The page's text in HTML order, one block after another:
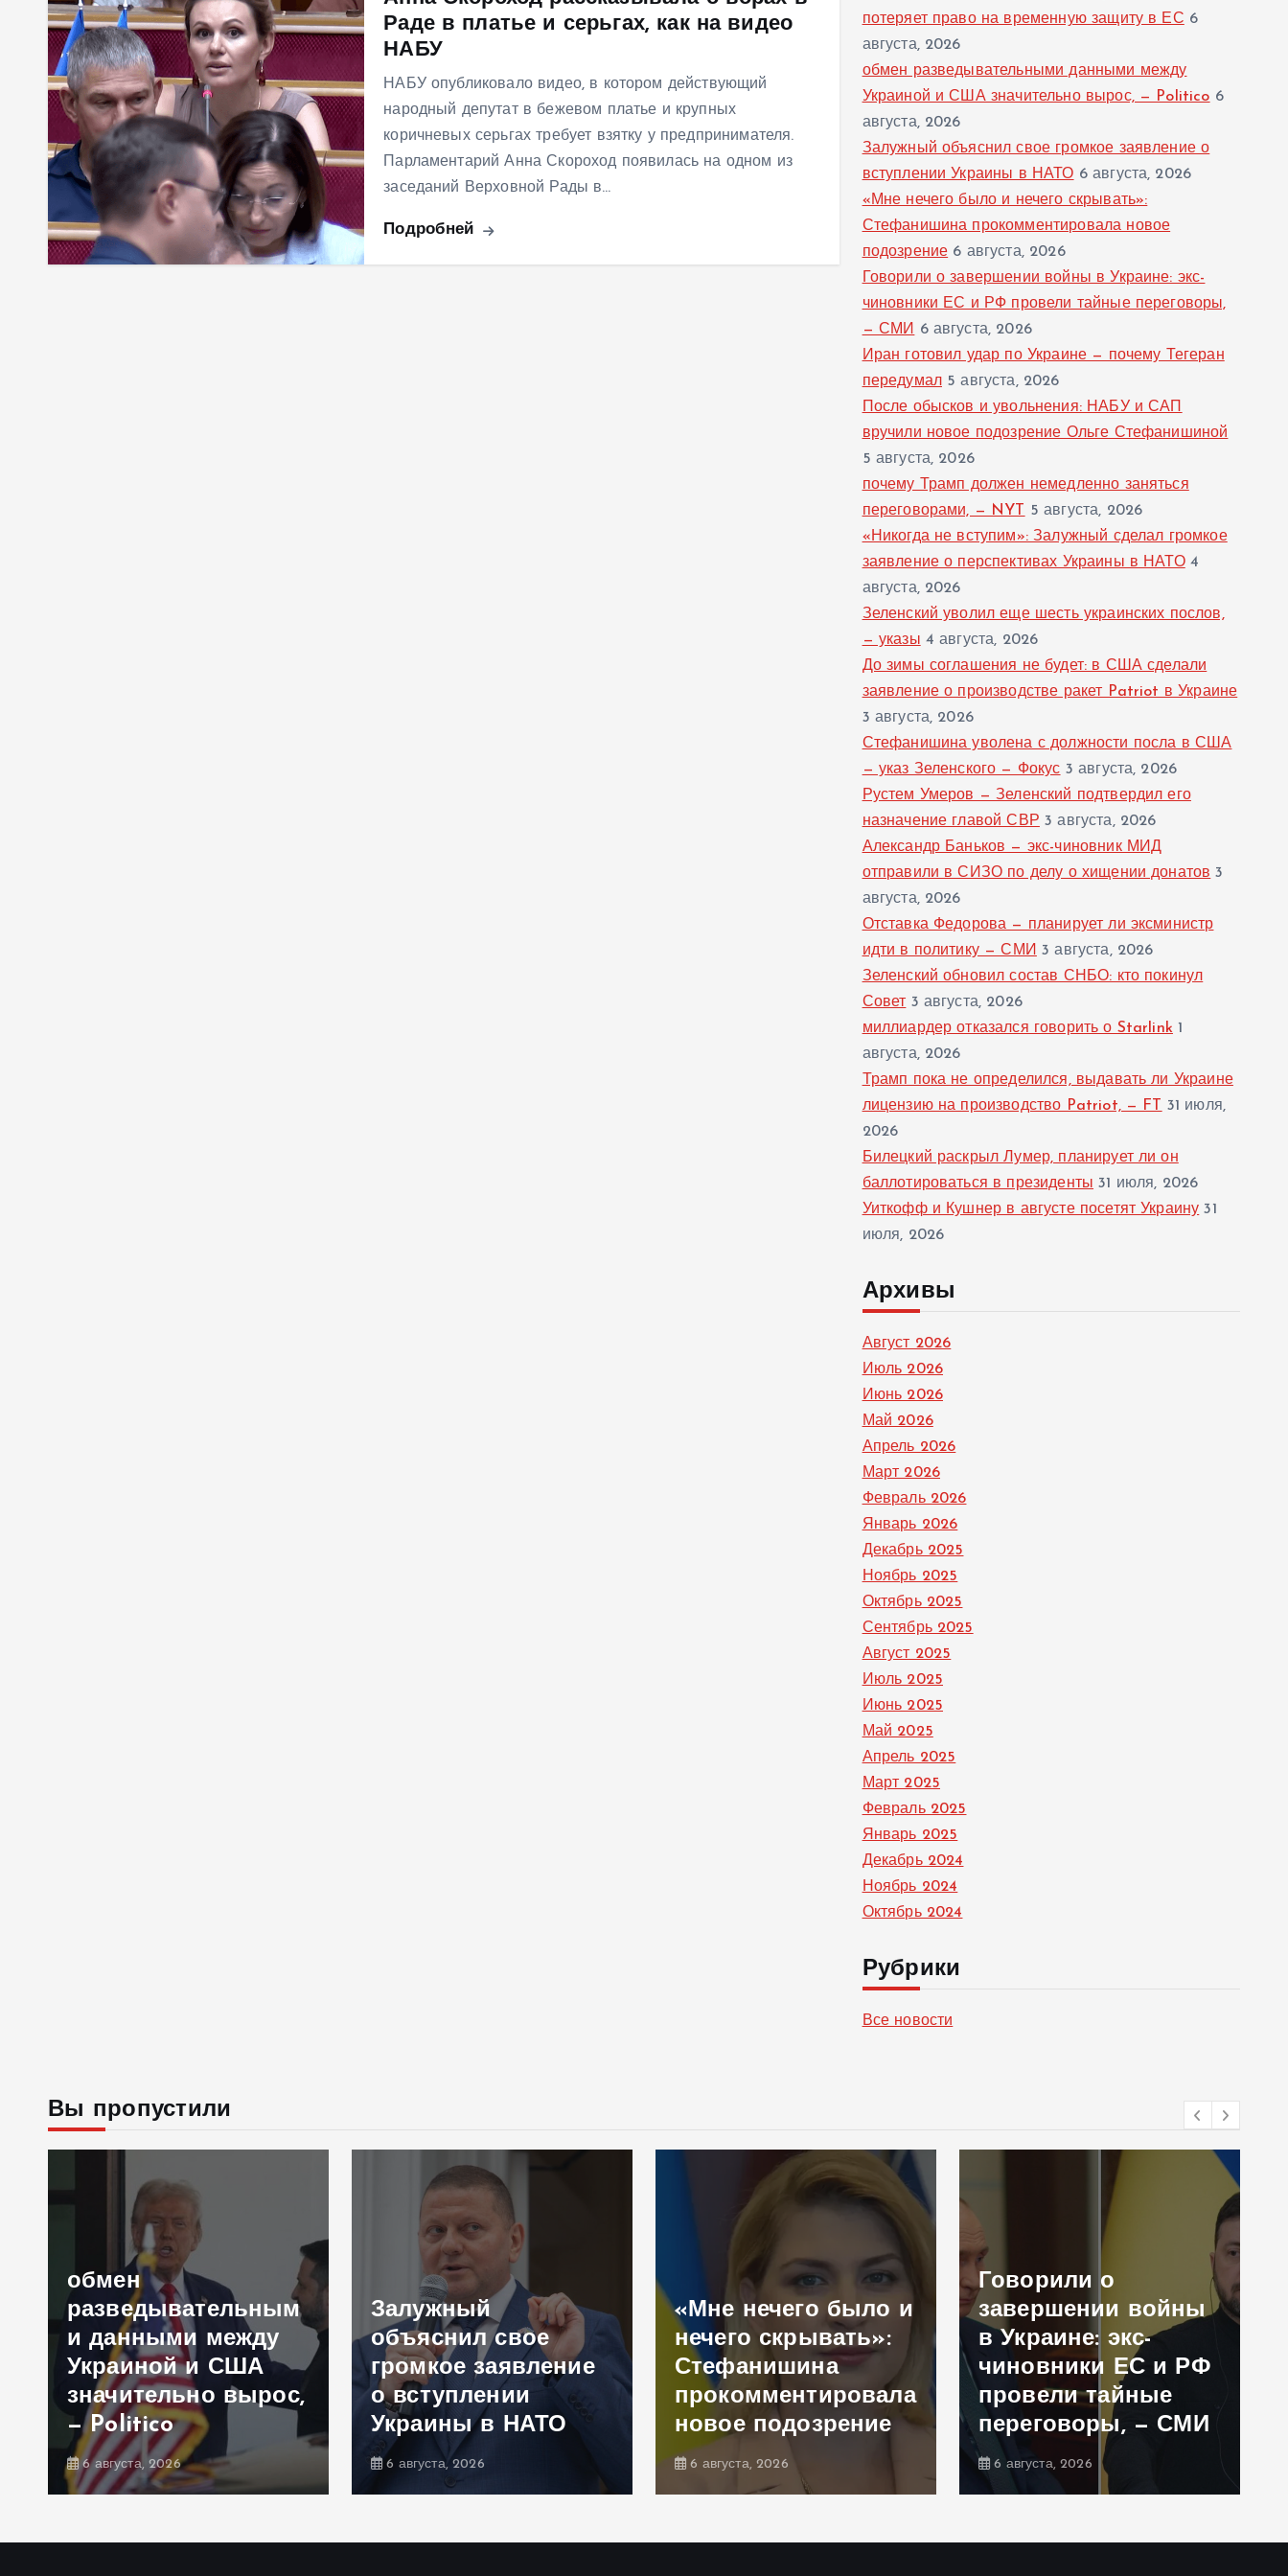
Раде в платье и серьгах, как на видео
НАБУ
НАБУ опубликовало видео, в котором действующий
народный депутат в бежевом платье и крупных
коричневых серьгах требует взятку у предпринимателя.
Парламентарий Анна Скороход появилась на одном из
заседаний Верховной Рады в…
Подробней
потеряет право на временную защиту в ЕС 6
августа, 2026
обмен разведывательными данными между
Украиной и США значительно вырос, — Politico 6
августа, 2026
Залужный объяснил свое громкое заявление о
вступлении Украины в НАТО 6 августа, 2026
«Мне нечего было и нечего скрывать»:
Стефанишина прокомментировала новое
подозрение 6 августа, 2026
Говорили о завершении войны в Украине: экс-
чиновники ЕС и РФ провели тайные переговоры,
— СМИ 6 августа, 2026
Иран готовил удар по Украине — почему Тегеран
передумал 5 августа, 2026
После обысков и увольнения: НАБУ и САП
вручили новое подозрение Ольге Стефанишиной
5 августа, 2026
почему Трамп должен немедленно заняться
переговорами, — NYT
5 августа, 2026
«Никогда не вступим»: Залужный сделал громкое
заявление о перспективах Украины в НАТО 4
августа, 2026
Зеленский уволил еще шесть украинских послов,
— указы 4 августа, 2026
До зимы соглашения не будет: в США сделали
заявление о производстве ракет Patriot в Украине
3 августа, 2026
Стефанишина уволена с должности посла в США
— указ Зеленского — Фокус 3 августа, 2026
Рустем Умеров — Зеленский подтвердил его
назначение главой СВР 3 августа, 2026
Александр Баньков — экс-чиновник МИД
отправили в СИЗО по делу о хищении донатов 3
августа, 2026
Отставка Федорова — планирует ли эксминистр
идти в политику — СМИ 3 августа, 2026
Зеленский обновил состав СНБО: кто покинул
Совет 3 августа, 2026
миллиардер отказался говорить о Starlink 1
августа, 2026
Трамп пока не определился, выдавать ли Украине
лицензию на производство Patriot, — FT
31 июля,
2026
Билецкий раскрыл Лумер, планирует ли он
баллотироваться в президенты 31 июля, 2026
Уиткофф и Кушнер в августе посетят Украину 31
июля, 2026
Архивы
Август 2026
Июль 2026
Июнь 2026
Май 2026
Апрель 2026
Март 2026
Февраль 2026
Январь 2026
Декабрь 2025
Ноябрь 2025
Октябрь 2025
Сентябрь 2025
Август 2025
Июль 2025
Июнь 2025
Май 2025
Апрель 2025
Март 2025
Февраль 2025
Январь 2025
Декабрь 2024
Ноябрь 2024
Октябрь 2024
Рубрики
Все новости
Вы пропустили
обмен
разведывательным
и данными между
Украиной и США
значительно вырос,
— Politico
6 августа, 2026
Залужный
объяснил свое
громкое заявление
о вступлении
Украины в НАТО
6 августа, 2026
«Мне нечего было и
нечего скрывать»:
Стефанишина
прокомментировала
новое подозрение
6 августа, 2026
Говорили о
завершении войны
в Украине: экс-
чиновники ЕС и РФ
провели тайные
переговоры, — СМИ
6 августа, 2026